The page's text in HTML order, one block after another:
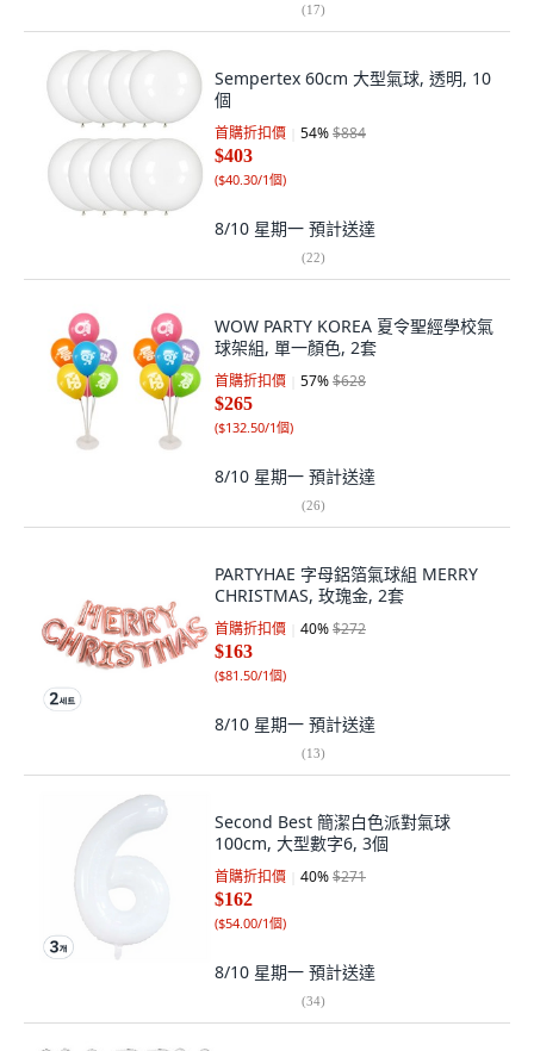
(17)
Sempertex 60cm 大型氣球, 透明, 10
個
首購折扣價 54%$884
$403
($40.30/1個)
8/10 星期一 預計送達
(22)
WOW PARTY KOREA 夏令聖經學校氣
球架組, 單一顏色, 2套
首購折扣價 57%$628
$265
($132.50/1個)
8/10 星期一 預計送達
(26)
PARTYHAE 字母鋁箔氣球組 MERRY
CHRISTMAS, 玫瑰金, 2套
首購折扣價 40%$272
$163
($81.50/1個)
8/10 星期一 預計送達
(13)
Second Best 簡潔白色派對氣球
100cm, 大型數字6, 3個
首購折扣價 40%$271
$162
($54.00/1個)
8/10 星期一 預計送達
(34)